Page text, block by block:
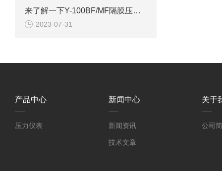
来了解一下Y-100BF/MF隔膜压力表的相关小常识
2023-07-31
产品中心
压力仪表
新闻中心
新闻资讯
技术文章
关于
公司